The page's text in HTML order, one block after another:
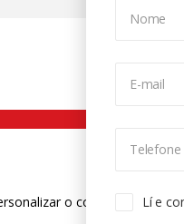
Nome
E-mail
Telefone
Lí e
o conteúdo. Para